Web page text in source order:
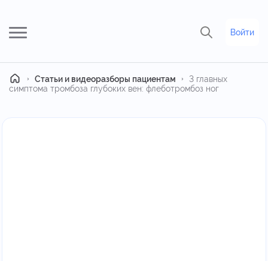
Войти
ГлавнаяСтатьи и видеоразборы пациентам
3 главных
симптома тромбоза глубоких вен: флеботромбоз ног